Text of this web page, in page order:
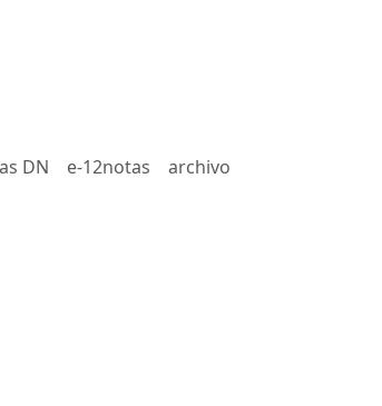
DN e-12notas archivo